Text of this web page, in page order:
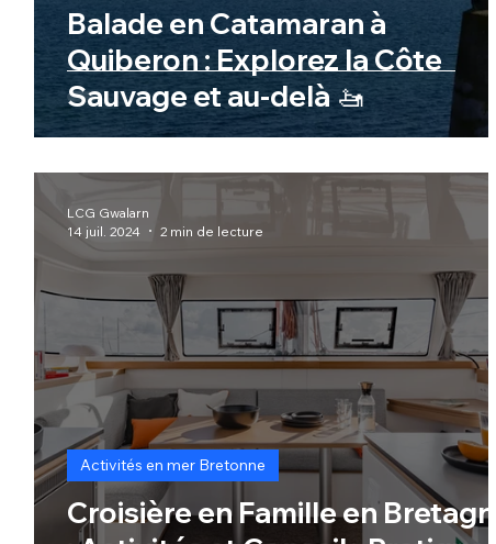
Balade en Catamaran à
Quiberon : Explorez la Côte
Sauvage et au-delà 🚤
Croisière en Famille en Bretagne
Activités en mer Bretonne
LCG Gwalarn
14 juil. 2024
2 min de lecture